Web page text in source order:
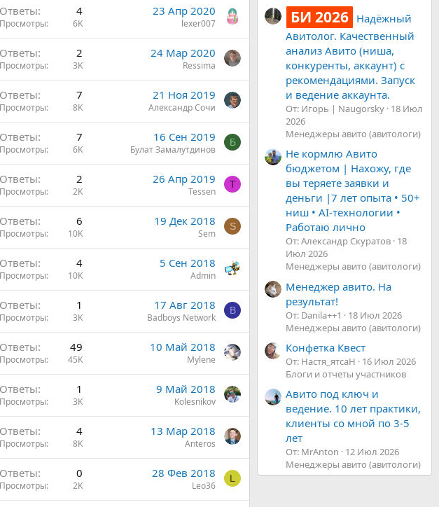
Ответы 4
Просмотры 6K
23 Апр 2020
lexer007
Ответы 2
Просмотры 3K
24 Мар 2020
Ressima
Ответы 7
Просмотры 8K
21 Ноя 2019
Александр Сочи
Ответы 7
Просмотры 6K
16 Сен 2019
Булат Замалутдинов
Б
Ответы 2
Просмотры 2K
26 Апр 2019
Tessen
T
Ответы 6
Просмотры 10K
19 Дек 2018
Sem
S
Ответы 4
Просмотры 10K
5 Сен 2018
Admin
Ответы 1
Просмотры 3K
17 Авг 2018
Badboys Network
B
Ответы 49
Просмотры 45K
10 Май 2018
Mylene
Ответы 1
Просмотры 3K
9 Май 2018
Kolesnikov
Ответы 4
Просмотры 8K
13 Мар 2018
Anteros
Ответы 0
Просмотры 2K
28 Фев 2018
Leo36
L
БИ 2026 Надёжный
Авитолог. Качественный
анализ Авито (ниша,
конкуренты, аккаунт) с
рекомендациями. Запуск
и ведение аккаунта.
От: Игорь | Naugorsky 18 Июл
2026
Менеджеры авито (авитологи)
Не кормлю Авито
бюджетом | Нахожу, где
вы теряете заявки и
деньги |7 лет опыта • 50+
ниш • AI-технологии •
Работаю лично
От: Александр Скуратов 18
Июл 2026
Менеджеры авито (авитологи)
Менеджер авито. На
результат!
От: Danila++1
18 Июл 2026
Менеджеры авито (авитологи)
Конфетка Квест
От: Настя_ятсаН
16 Июл 2026
Блоги и отчеты участников
Авито под ключ и
ведение. 10 лет практики,
клиенты со мной по 3-5
лет
От: MrAnton
12 Июл 2026
Менеджеры авито (авитологи)